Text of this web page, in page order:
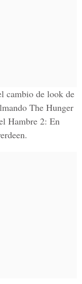
cambio de look de
The Hunger
Hambre 2: En